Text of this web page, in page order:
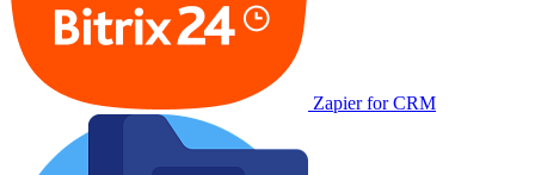
Zapier for CRM